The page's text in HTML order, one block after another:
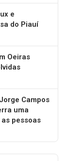
e
do Piauí
Oeiras
Campos
uma
pessoas